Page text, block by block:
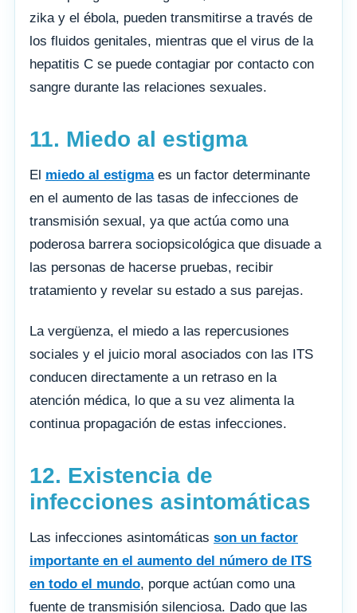
zika y el ébola, pueden transmitirse a través de
los fluidos genitales, mientras que el virus de la
hepatitis C se puede contagiar por contacto con
sangre durante las relaciones sexuales.
11. Miedo al estigma
El miedo al estigmaes un factor determinante
en el aumento de las tasas de infecciones de
transmisión sexual, ya que actúa como una
poderosa barrera sociopsicológica que disuade a
las personas de hacerse pruebas, recibir
tratamiento y revelar su estado a sus parejas.
La vergüenza, el miedo a las repercusiones
sociales y el juicio moral asociados con las ITS
conducen directamente a un retraso en la
atención médica, lo que a su vez alimenta la
continua propagación de estas infecciones.
12. Existencia de
infecciones asintomáticas
Las infecciones asintomáticas son un factor
importante en el aumento del número de ITS
en todo el mundo, porque actúan como una
fuente de transmisión silenciosa. Dado que las